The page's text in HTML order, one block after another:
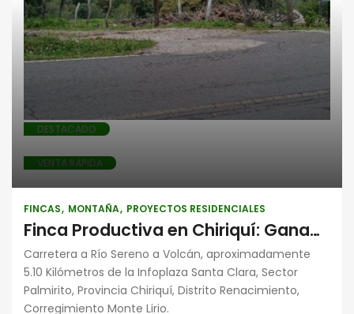
residenciales
DESTACADO
VENTA RÁPIDA
FINCAS MONTAÑA PROYECTOS RESIDENCIALES
Finca Productiva en Chiriquí: Ganadería, Agricultura y Potencial de Inversión en Renacimiento
Carretera a Río Sereno a Volcán, aproximadamente
5.10 Kilómetros de la Infoplaza Santa Clara, Sector
Palmirito, Provincia Chiriquí, Distrito Renacimiento,
Corregimiento Monte Lirio.